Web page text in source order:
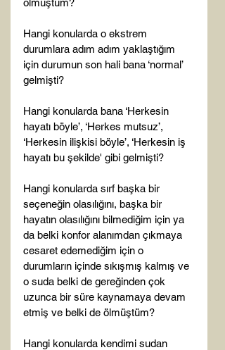
ölmüştüm?
Hangi konularda o ekstrem
durumlara adım adım yaklaştığım
için durumun son hali bana ‘normal’
gelmişti?
Hangi konularda bana ‘Herkesin
hayatı böyle’, ‘Herkes mutsuz’,
‘Herkesin ilişkisi böyle’, ‘Herkesin iş
hayatı bu şekilde' gibi gelmişti?
Hangi konularda sırf başka bir
seçeneğin olasılığını, başka bir
hayatın olasılığını bilmediğim için ya
da belki konfor alanımdan çıkmaya
cesaret edemediğim için o
durumların içinde sıkışmış kalmış ve
o suda belki de gereğinden çok
uzunca bir süre kaynamaya devam
etmiş ve belki de ölmüştüm?
Hangi konularda kendimi sudan